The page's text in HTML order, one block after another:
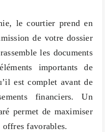
le courtier prend en
de votre dossier
les documents
importants de
est complet avant de
financiers. Un
permet de maximiser
offres favorables.